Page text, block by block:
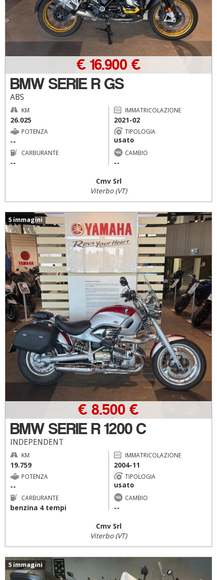
BMW SERIE R GS
ABS
€ 16.900 €
KM
26.025
IMMATRICOLAZIONE
2021-02
POTENZA
--
TIPOLOGIA
usato
CARBURANTE
--
CAMBIO
--
Cmv Srl
Viterbo (VT)
5 immagini
BMW SERIE R 1200 C
INDEPENDENT
€ 8.500 €
KM
19.759
IMMATRICOLAZIONE
2004-11
POTENZA
--
TIPOLOGIA
usato
CARBURANTE
benzina 4 tempi
CAMBIO
--
Cmv Srl
Viterbo (VT)
5 immagini